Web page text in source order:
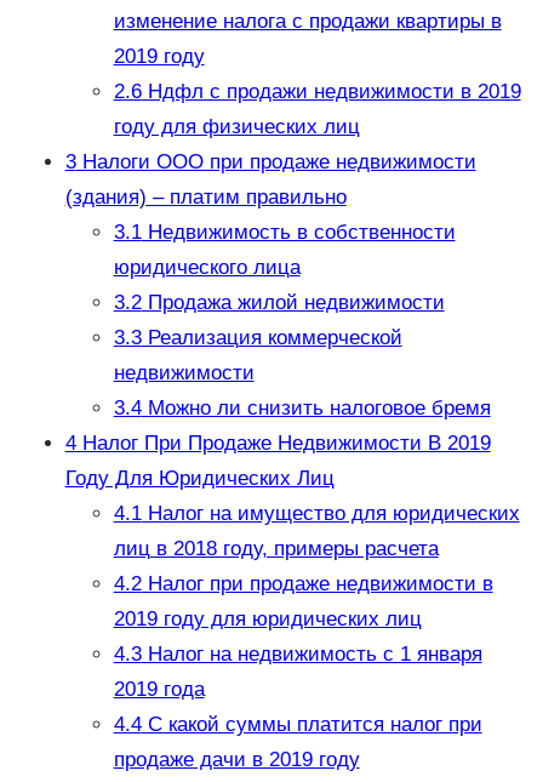
изменение налога с продажи квартиры в
2019 году
2.6Ндфл с продажи недвижимости в 2019
году для физических лиц
3Налоги ООО при продаже недвижимости
(здания) – платим правильно
3.1Недвижимость в собственности
юридического лица
3.2Продажа жилой недвижимости
3.3Реализация коммерческой
недвижимости
3.4Можно ли снизить налоговое бремя
4Налог При Продаже Недвижимости В 2019
Году Для Юридических Лиц
4.1Налог на имущество для юридических
лиц в 2018 году, примеры расчета
4.2Налог при продаже недвижимости в
2019 году для юридических лиц
4.3Налог на недвижимость с 1 января
2019 года
4.4С какой суммы платится налог при
продаже дачи в 2019 году